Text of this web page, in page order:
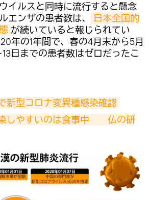
イルスと同時に流行すると懸念
エンザの患者数は、
日本全国的
が続いていると報じられてい
年の1年間で、春の4月末から5月
日までの患者数はゼロだったこ
新型コロナ変異種感染確認
しやすいのは食事中　　仏の研